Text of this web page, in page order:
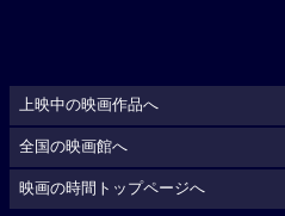
上映中の映画作品へ
全国の映画館へ
映画の時間トップページへ